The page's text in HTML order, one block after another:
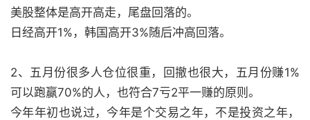
美股整体是高开高走，尾盘回落的。
日经高开1%，韩国高开3%随后冲高回落。
2、五月份很多人仓位很重，回撤也很大，五月份赚1%
可以跑赢70%的人，也符合7亏2平一赚的原则。
今年年初也说过，今年是个交易之年，不是投资之年，